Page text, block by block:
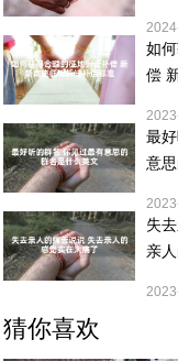
如
偿
最
意
失
亲
猜你喜欢